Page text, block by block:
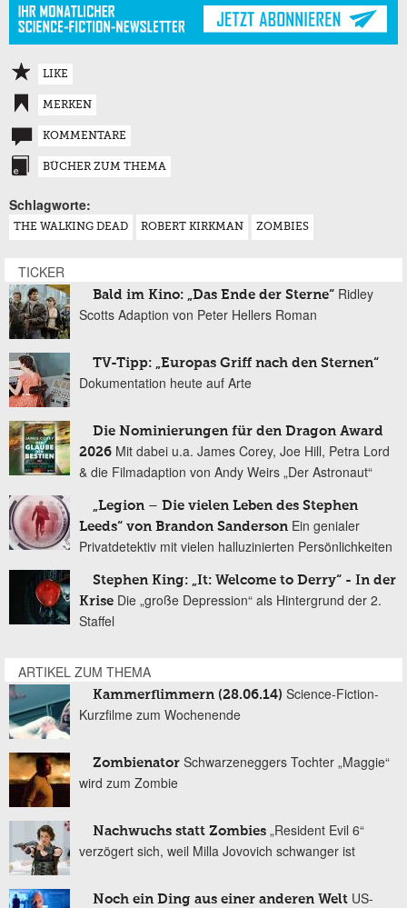
LIKE
MERKEN
KOMMENTARE
BÜCHER ZUM THEMA
Schlagworte:
THE WALKING DEAD ROBERT KIRKMAN ZOMBIES
TICKER
Bald im Kino: „Das Ende der Sterne“ Ridley
Scotts Adaption von Peter Hellers Roman
TV-Tipp: „Europas Griff nach den Sternen“
Dokumentation heute auf Arte
Die Nominierungen für den Dragon Award
2026 Mit dabei u.a. James Corey, Joe Hill, Petra Lord
& die Filmadaption von Andy Weirs „Der Astronaut“
„Legion – Die vielen Leben des Stephen
Leeds“ von Brandon Sanderson Ein genialer
Privatdetektiv mit vielen halluzinierten Persönlichkeiten
Stephen King: „It: Welcome to Derry“ - In der
Krise Die „große Depression“ als Hintergrund der 2.
Staffel
ARTIKEL ZUM THEMA
Kammerflimmern (28.06.14) Science-Fiction-
Kurzfilme zum Wochenende
Zombienator Schwarzeneggers Tochter „Maggie“
wird zum Zombie
Nachwuchs statt Zombies „Resident Evil 6“
verzögert sich, weil Milla Jovovich schwanger ist
Noch ein Ding aus einer anderen Welt US-